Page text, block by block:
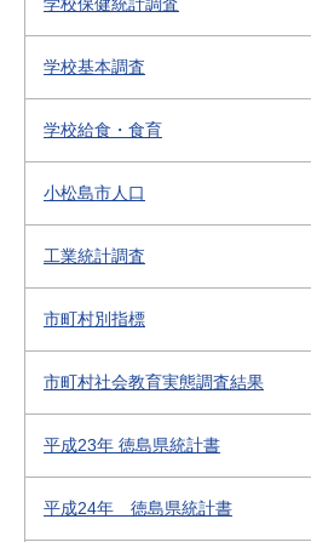
学校基本調査
学校給食・食育
小松島市人口
工業統計調査
市町村別指標
市町村社会教育実態調査結果
平成23年 徳島県統計書
平成24年 徳島県統計書